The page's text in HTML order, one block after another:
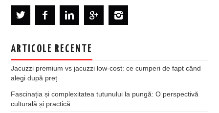
ARTICOLE RECENTE
Jacuzzi premium vs jacuzzi low-cost: ce cumperi de fapt când
alegi după preț
Fascinația și complexitatea tutunului la pungă: O perspectivă
culturală și practică